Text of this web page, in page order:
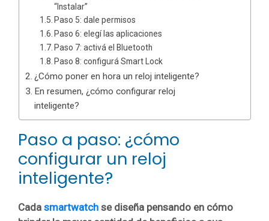
“Instalar”
Paso 5: dale permisos
Paso 6: elegí las aplicaciones
Paso 7: activá el Bluetooth
Paso 8: configurá Smart Lock
¿Cómo poner en hora un reloj inteligente?
En resumen, ¿cómo configurar reloj
inteligente?
Paso a paso: ¿cómo
configurar un reloj
inteligente?
Cada smartwatch se diseña pensando en cómo